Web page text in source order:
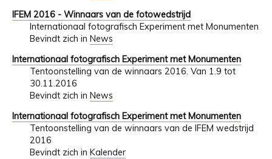
IFEM 2016 - Winnaars van de fotowedstrijd
Internationaal fotografisch Experiment met Monumenten
Bevindt zich in News
Internationaal fotografisch Experiment met Monumenten
Tentoonstelling van de winnaars 2016. Van 1.9 tot
30.11.2016
Bevindt zich in News
Internationaal fotografisch Experiment met Monumenten
Tentoonstelling van de winnaars van de IFEM wedstrijd
2016
Bevindt zich in Kalender